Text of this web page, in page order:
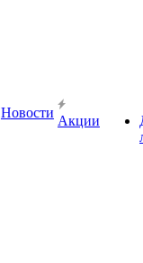
Новости
Акции